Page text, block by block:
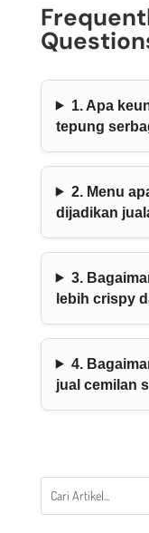
1. Apa
tepung
2. Menu
dijadikan
3.
lebih crispy
4.
jual cemilan